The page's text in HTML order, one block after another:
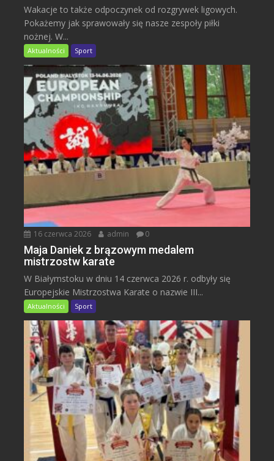
Wakacje to także odpoczynek od rozgrywek ligowych.
Pokażemy jak sprawowały się nasze zespoły piłki
nożnej. W...
Aktualności Sport
16 czerwca 2026 admin 0
Maja Daniek z brązowym medalem
mistrzostw karate
W Białymstoku w dniu 14 czerwca 2026 r. odbyły się
Europejskie Mistrzostwa Karate o nazwie III...
Aktualności Sport